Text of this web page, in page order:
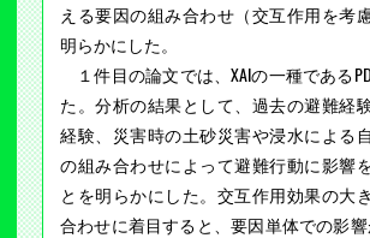
える要因の組み合わせ（交互作用を考
明らかにした。
１件目の論文では、XAIの一種である
た。分析の結果として、過去の避難経
経験、災害時の土砂災害や浸水による
の組み合わせによって避難行動に影響
とを明らかにした。交互作用効果の大
合わせに着目すると、要因単体での影